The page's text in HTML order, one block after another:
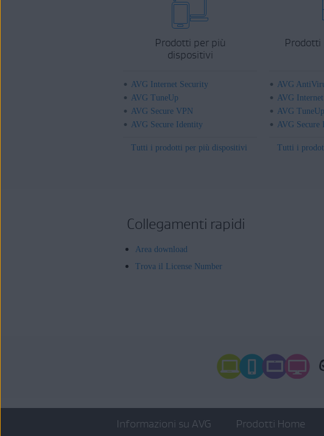
Prodotti per più
dispositivi
AVG Internet Security
AVG TuneUp
AVG Secure VPN
AVG Secure Identity
Tutti i prodotti per più dispositivi
Prodotti
AVG
AVG
AVG TuneUp
AVG Secure
Tutti i
Collegamenti rapidi
Area download
Trova il License Number
Informazioni su AVG Prodotti Home